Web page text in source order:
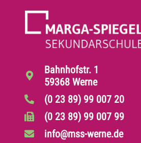
Bahnhofstr. 1
59368 Werne
(0 23 89) 99 007 20
(0 23 89) 99 007 99
info@mss-werne.de